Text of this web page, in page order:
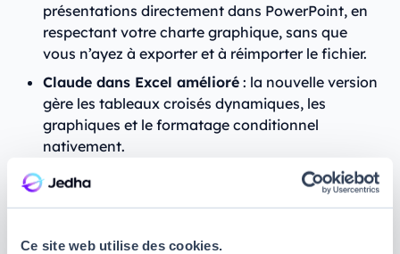
Ce site web utilise des cookies.
présentations directement dans PowerPoint, en
respectant votre charte graphique, sans que
vous n’ayez à exporter et à réimporter le fichier.
Claude dans Excel amélioré : la nouvelle version
gère les tableaux croisés dynamiques, les
graphiques et le formatage conditionnel
nativement.
Sorties jusqu'à 128 000 tokens
: soit le double
détaillées d’un seul coup.